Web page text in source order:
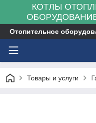
КОТЛЫ
Отопительное
Товары и услуги